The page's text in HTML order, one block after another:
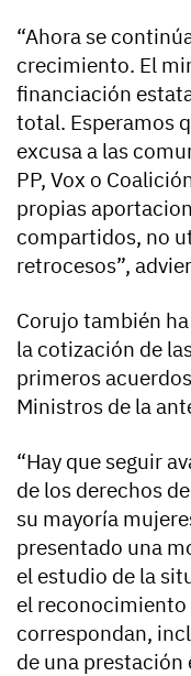
“Ahora se
crecimiento. El
financiación
total. Esperamos
excusa a las
PP, Vox o
propias
compartidos, no
retrocesos”,
Corujo también
la cotización de
primeros
Ministros de la
“Hay que seguir
de los derechos
su mayoría
presentado una
el estudio de la
el reconocimiento
correspondan,
de una prestación